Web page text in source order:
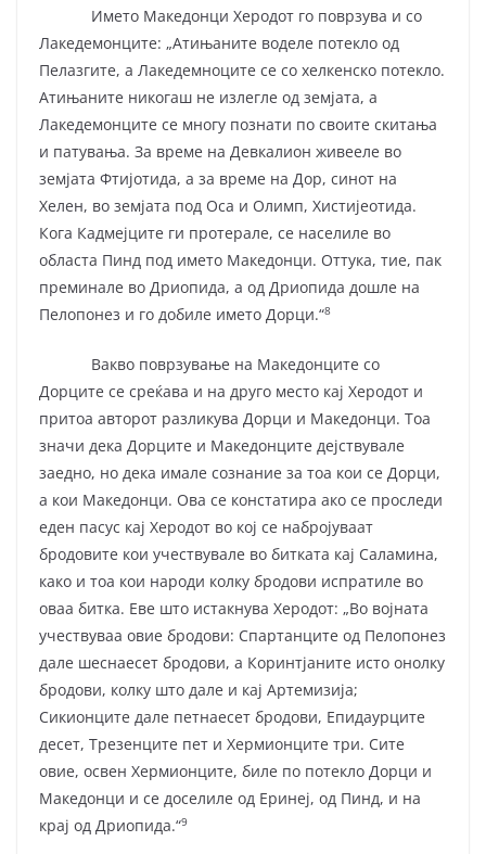
Името Македонци Херодот го поврзува и со
Лакедемонците: „Атињаните воделе потекло од
Пелазгите, а Лакедемноците се со хелкенско потекло.
Атињаните никогаш не излегле од земјата, а
Лакедемонците се многу познати по своите скитања
и патувања. За време на Девкалион живееле во
земјата Фтијотида, а за време на Дор, синот на
Хелен, во земјата под Оса и Олимп, Хистијеотида.
Кога Кадмејците ги протерале, се населиле во
областа Пинд под името Македонци. Оттука, тие, пак
преминале во Дриопида, а од Дриопида дошле на
Пелопонез и го добиле името Дорци.“8
Вакво поврзување на Македонците со
Дорците се среќава и на друго место кај Херодот и
притоа авторот разликува Дорци и Македонци. Тоа
значи дека Дорците и Македонците дејствувале
заедно, но дека имале сознание за тоа кои се Дорци,
а кои Македонци. Ова се констатира ако се проследи
еден пасус кај Херодот во кој се набројуваат
бродовите кои учествувале во битката кај Саламина,
како и тоа кои народи колку бродови испратиле во
оваа битка. Еве што истакнува Херодот: „Во војната
учествуваа овие бродови: Спартанците од Пелопонез
дале шеснаесет бродови, а Коринтјаните исто онолку
бродови, колку што дале и кај Артемизија;
Сикионците дале петнаесет бродови, Епидаурците
десет, Трезенците пет и Хермионците три. Сите
овие, освен Хермионците, биле по потекло Дорци и
Македонци и се доселиле од Еринеј, од Пинд, и на
крај од Дриопида.“9